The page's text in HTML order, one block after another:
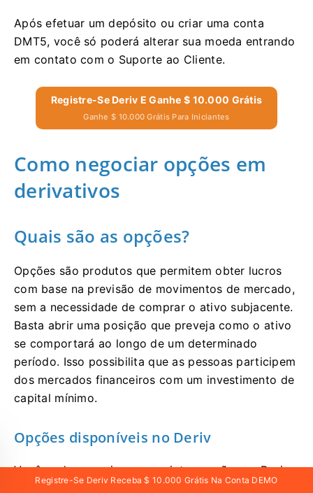
Após efetuar um depósito ou criar uma conta
DMT5, você só poderá alterar sua moeda entrando
em contato com o Suporte ao Cliente.
Registre-Se Deriv E Ganhe $ 10.000 Grátis
Ganhe $ 10.000 Grátis Para Iniciantes
Como negociar opções em
derivativos
Quais são as opções?
Opções são produtos que permitem obter lucros
com base na previsão de movimentos de mercado,
sem a necessidade de comprar o ativo subjacente.
Basta abrir uma posição que preveja como o ativo
se comportará ao longo de um determinado
período. Isso possibilita que as pessoas participem
dos mercados financeiros com um investimento de
capital mínimo.
Opções disponíveis no Deriv
Você pode negociar as seguintes opções na Deriv:
Opções digitaisque permitem prever o
Registre-Se Deriv Receba $ 10.000 Grátis Na Conta DEMO